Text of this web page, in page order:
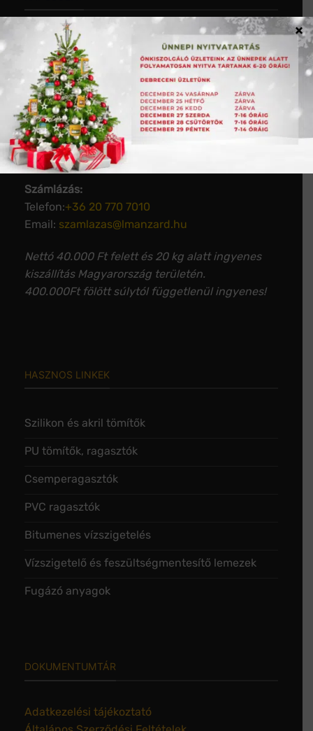
Termékinformáció, raktárkészlet, árak:
Telefon:+36 20 557 7555
Iroda:
Email:info@lmanzard.hu
Árajánlat kérés, szakmai tanácsadás:
Email:arajanlat@lmanzard.hu
Számlázás:
Telefon:+36 20 770 7010
Email: szamlazas@lmanzard.hu
Nettó 40.000 Ft felett és 20 kg alatt ingyenes
kiszállítás Magyarország területén.
400.000Ft fölött súlytól függetlenül ingyenes!
HASZNOS LINKEK
Szilikon és akril tömítők
PU tömítők, ragasztók
Csemperagasztók
PVC ragasztók
Bitumenes vízszigetelés
Vízszigetelő és feszültségmentesítő lemezek
Fugázó anyagok
DOKUMENTUMTÁR
Adatkezelési tájékoztató
×